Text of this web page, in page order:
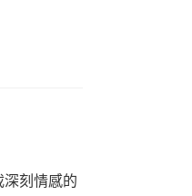
刻情感的